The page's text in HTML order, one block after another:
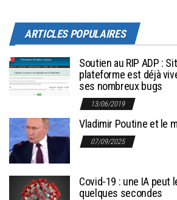
ARTICLES POPULAIRES
Soutien au RIP ADP :
plateforme est déjà
ses nombreux bugs
13/06/2019
Vladimir Poutine et le
07/09/2025
Covid-19 : une IA peut
quelques secondes